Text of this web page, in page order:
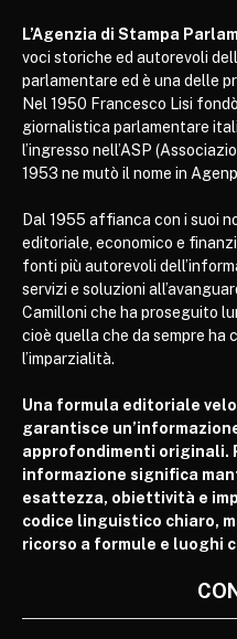
L’Agenzia di Stampa
voci storiche ed autorevoli
parlamentare ed è una delle
Nel 1950 Francesco Lisi
giornalistica parlamentare
l’ingresso nell’ASP
1953 ne mutò il nome in
Dal 1955 affianca con i suoi
editoriale, economico e
fonti più autorevoli
servizi e soluzioni
Camilloni che ha proseguito
cioè quella che da sempre ha
l’imparzialità.
Una formula editoriale
garantisce
approfondimenti originali.
informazione significa
esattezza, obiettività e
codice linguistico chiaro,
ricorso a formule e luoghi